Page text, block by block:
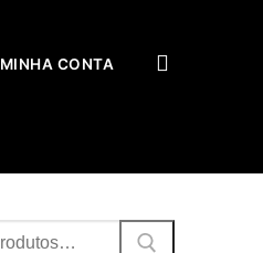
MINHA CONTA